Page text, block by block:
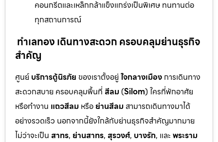
คอนกรีตและเหล็กกล้าแข็งแกร่งเป็นพิเศษ ทนทานต่อ
ทุกสถานการณ์
ทำเลทอง เดินทางสะดวก ครอบคลุมย่านธุรกิจ
สำคัญ
ศูนย์ บริการตู้นิรภัย ของเราตั้งอยู่ ใจกลางเมือง การเดินทาง
สะดวกสบาย ครอบคลุมพื้นที่ สีลม(Silom) ใครที่พักอาศัย
หรือทำงาน แถวสีลม หรือย่านสีลม สามารถเดินทางมาได้
อย่างรวดเร็ว นอกจากนี้ยังใกล้กับย่านธุรกิจสำคัญมากมาย
ไม่ว่าจะเป็น สาทร, ย่านสาทร, สุรวงศ์, บางรัก, และ พระราม